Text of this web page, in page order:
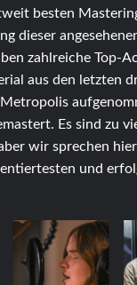
besten
dieser
zahlreiche Top-
aus den letzten
Es sind zu
wir sprechen
und